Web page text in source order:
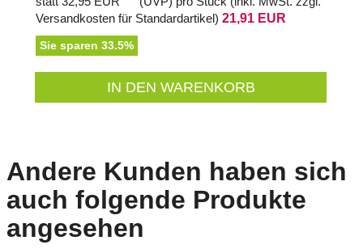
Versandkosten für Standardartikel) 21,91 EUR
Sie sparen 33.5%
IN DEN WARENKORB
Andere Kunden haben sich
auch folgende Produkte
angesehen